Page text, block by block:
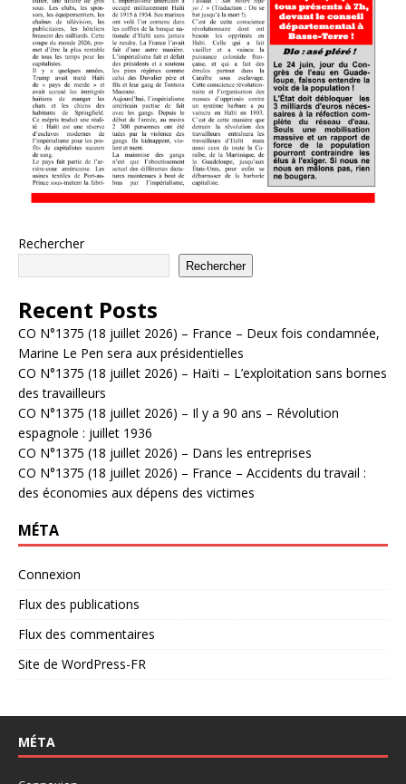
Rechercher
Rechercher
Recent Posts
CO N°1375 (18 juillet 2026) – France – Deux fois condamnée,
Marine Le Pen sera aux présidentielles
CO N°1375 (18 juillet 2026) – Haïti – L’exploitation sans bornes
des travailleurs
CO N°1375 (18 juillet 2026) – Il y a 90 ans – Révolution
espagnole : juillet 1936
CO N°1375 (18 juillet 2026) – Dans les entreprises
CO N°1375 (18 juillet 2026) – France – Accidents du travail :
des économies aux dépens des victimes
MÉTA
Connexion
Flux des publications
Flux des commentaires
Site de WordPress-FR
MÉTA